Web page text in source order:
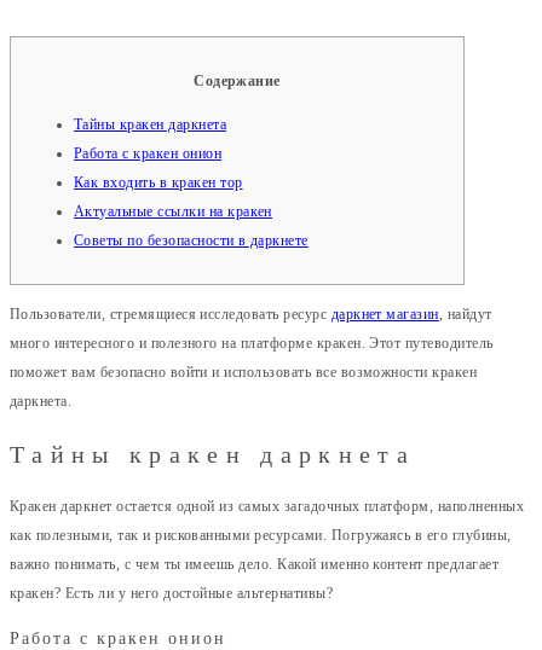
Содержание
Тайны кракен даркнета
Работа с кракен онион
Как входить в кракен тор
Актуальные ссылки на кракен
Советы по безопасности в даркнете
Пользователи, стремящиеся исследовать ресурс даркнет магазин, найдут
много интересного и полезного на платформе кракен. Этот путеводитель
поможет вам безопасно войти и использовать все возможности кракен
даркнета.
Тайны кракен даркнета
Кракен даркнет остается одной из самых загадочных платформ, наполненных
как полезными, так и рискованными ресурсами. Погружаясь в его глубины,
важно понимать, с чем ты имеешь дело. Какой именно контент предлагает
кракен? Есть ли у него достойные альтернативы?
Работа с кракен онион